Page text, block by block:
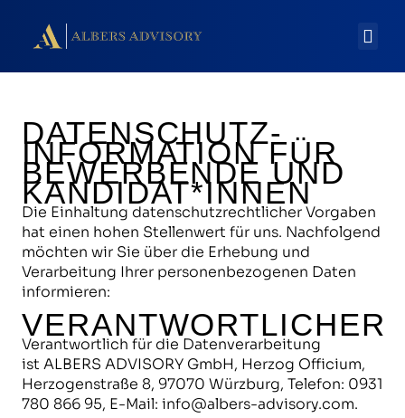
DATENSCHUTZ-
INFORMATION FÜR
BEWERBENDE UND
KANDIDAT*INNEN
Die Einhaltung datenschutzrechtlicher Vorgaben
hat einen hohen Stellenwert für uns. Nachfolgend
möchten wir Sie über die Erhebung und
Verarbeitung Ihrer personenbezogenen Daten
informieren:
VERANTWORTLICHER
Verantwortlich für die Datenverarbeitung
ist ALBERS ADVISORY GmbH, Herzog Officium,
Herzogenstraße 8, 97070 Würzburg, Telefon: 0931
780 866 95, E-Mail: info@albers-advisory.com.